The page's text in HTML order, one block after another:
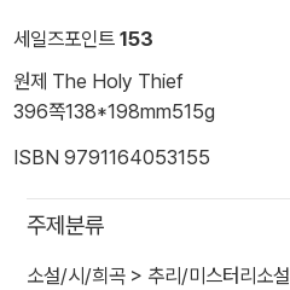
세일즈포인트 153
원제 The Holy Thief
396쪽138*198mm515g
ISBN 9791164053155
주제분류
소설/시/희곡 > 추리/미스터리소설